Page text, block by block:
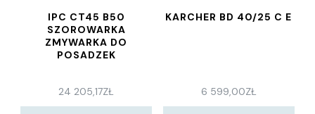
IPC CT45 B50
SZOROWARKA
ZMYWARKA DO
POSADZEK
24 205,17ZŁ
KARCHER BD 40/25 C E
6 599,00ZŁ